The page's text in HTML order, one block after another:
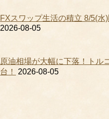
FXスワップ生活の積立 8/5(水)
2026-08-05
原油相場が大幅に下落！トル
台！
2026-08-05